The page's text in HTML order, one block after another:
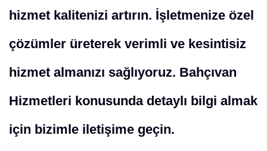
hizmet kalitenizi artırın. İşletmenize özel
çözümler üreterek verimli ve kesintisiz
hizmet almanızı sağlıyoruz. Bahçıvan
Hizmetleri konusunda detaylı bilgi almak
için bizimle iletişime geçin.